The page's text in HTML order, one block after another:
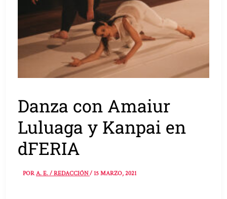
Danza con Amaiur
Luluaga y Kanpai en
dFERIA
PORA. E. / REDACCIÓN/15 MARZO, 2021